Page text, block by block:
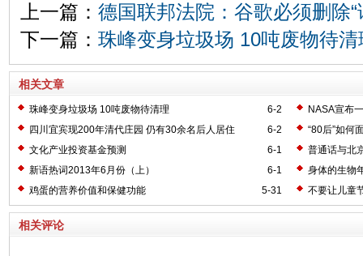
上一篇： 德国联邦法院：谷歌必须删除“
下一篇： 珠峰变身垃圾场 10吨废物待清
相关文章
6-2
珠峰变身垃圾场 10吨废物待清理
NASA宣布
6-2
四川宜宾现200年清代庄园 仍有30余名后人居住
“80后”如何
6-1
文化产业投资基金预测
普通话与北
6-1
新语热词2013年6月份（上）
身体的生物
5-31
鸡蛋的营养价值和保健功能 不要让儿童
相关评论